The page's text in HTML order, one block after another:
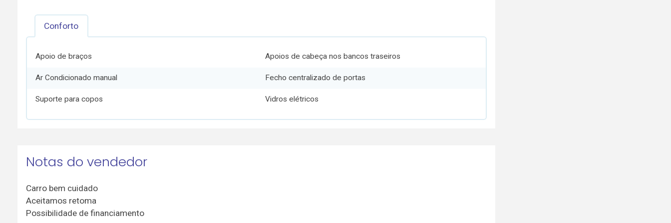
Conforto
Apoio de braços Apoios de cabeça nos bancos traseiros
Ar Condicionado manual Fecho centralizado de portas
Suporte para copos Vidros elétricos
Notas do vendedor
Carro bem cuidado
Aceitamos retoma
Possibilidade de financiamento